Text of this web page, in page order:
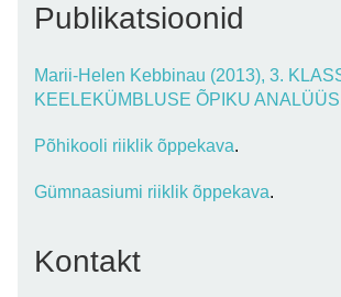
Publikatsioonid
Marii-Helen Kebbinau (2013), 3.
KEELEKÜMBLUSE ÕPIKU
Põhikooli riiklik õppekava.
Gümnaasiumi riiklik õppekava.
Kontakt